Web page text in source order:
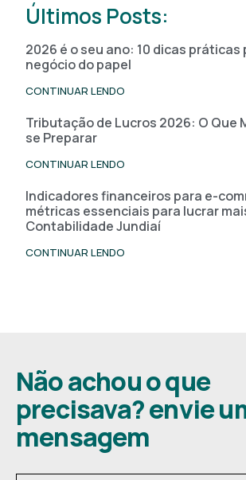
Últimos Posts:
2026 é o seu ano: 10 dicas práticas
negócio do papel
CONTINUAR LENDO
Tributação de Lucros 2026: O Que
se Preparar
CONTINUAR LENDO
Indicadores financeiros para e-
métricas essenciais para lucrar
Contabilidade Jundiaí
CONTINUAR LENDO
Não achou o que
precisava? envie
mensagem